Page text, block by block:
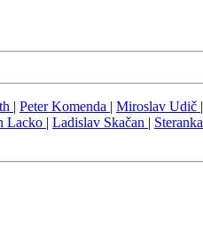
| Peter Komenda | Miroslav Udič |
Lacko | Ladislav Skačan | Steranka